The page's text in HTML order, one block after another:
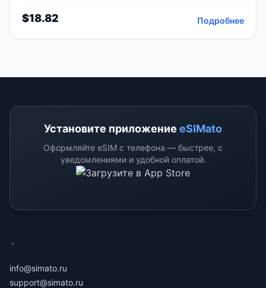
$18.82 Подробнее
Установите приложение eSIMato
Оформляйте eSIM с телефона — быстрее, с
уведомлениями и удобной оплатой.
info@simato.ru
support@simato.ru